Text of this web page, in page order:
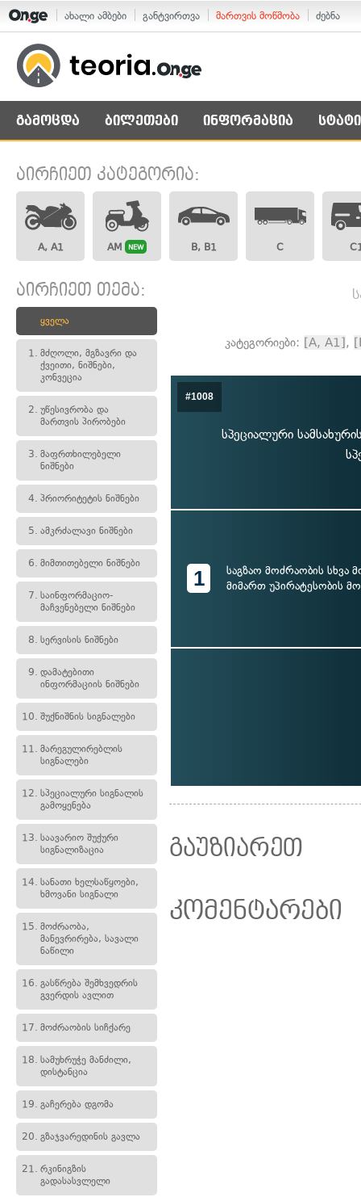
ახალი ამბები განტვირთვა მართვის მოწმობა ძებნა
გამოცდა ბილეთები ინფორმაცია
აირჩიეთ კატეგორია:
A, A1 AM NEW B, B1 C
აირჩიეთ თემა:
ყველა
1. მძღოლი, მგზავრი და
ქვეითი, ნიშნები,
კონვეცია
2. უწესივრობა და
მართვის პირობები
3. მაფრთხილებელი
ნიშნები
4. პრიორიტეტის ნიშნები
5. ამკრძალავი ნიშნები
6. მიმთითებელი ნიშნები
7. საინფორმაციო-
მაჩვენებელი ნიშნები
8. სერვისის ნიშნები
9. დამატებითი
ინფორმაციის ნიშნები
10. შუქნიშნის სიგნალები
11. მარეგულირებლის
სიგნალები
12. სპეციალური სიგნალის
გამოყენება
13. საავარიო შუქური
სიგნალიზაცია
14. სანათი ხელსაწყოები,
ხმოვანი სიგნალი
15. მოძრაობა,
მანევრირება, სავალი
ნაწილი
16. გასწრება შემხვედრის
გვერდის ავლით
17. მოძრაობის სიჩქარე
18. სამუხრუჭე მანძილი,
დისტანცია
19. გაჩერება დგომა
20. გზაჯვარედინის გავლა
21. რკინიგზის
გადასასვლელი
კატეგორიები: [A, A1],
#1008
სპეციალური
1
საგზაო მოძრაობის სხვა
მიმართ უპირატესობის
გაუზიარეთ
კომენტარები